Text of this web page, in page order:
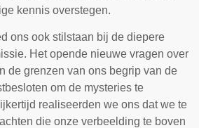
kennis overstegen.
ons ook stilstaan bij de diepere
Het opende nieuwe vragen over
de grenzen van ons begrip van de
om de mysteries te
realiseerden we ons dat we te
die onze verbeelding te boven